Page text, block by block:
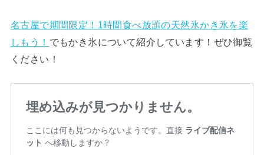
名古屋で期間限定！1時間食べ放題の天然氷かき氷を楽
しもう！ でもかき氷について紹介しています！ぜひ御覧
ください！